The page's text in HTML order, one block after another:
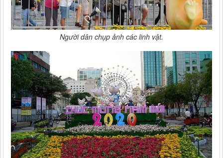
Người dân chụp ảnh các linh vật.